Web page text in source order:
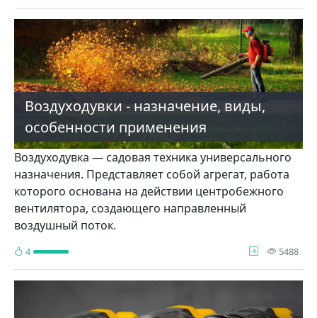
Воздуходувки - назначение, виды,
особенности применения
Воздуходувка — садовая техника универсального
назначения. Представляет собой агрегат, работа
которого основана на действии центробежного
вентилятора, создающего направленный
воздушный поток.
4 5488